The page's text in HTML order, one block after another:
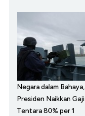
Negara dalam Bahaya,
Presiden Naikkan Gaji
Tentara 80% per 1